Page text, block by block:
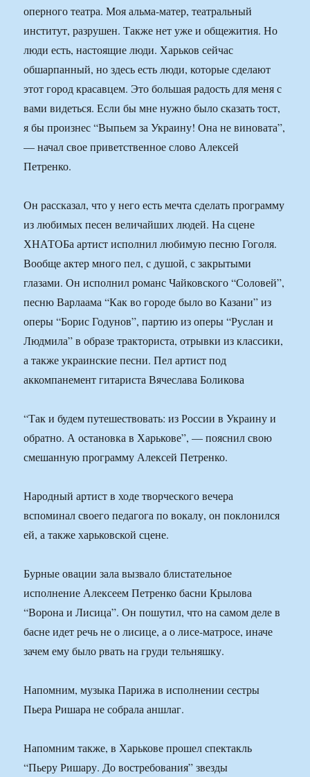
оперного театра. Моя альма-матер, театральный
институт, разрушен. Также нет уже и общежития. Но
люди есть, настоящие люди. Харьков сейчас
обшарпанный, но здесь есть люди, которые сделают
этот город красавцем. Это большая радость для меня с
вами видеться. Если бы мне нужно было сказать тост,
я бы произнес “Выпьем за Украину! Она не виновата”,
— начал свое приветственное слово Алексей
Петренко.
Он рассказал, что у него есть мечта сделать программу
из любимых песен величайших людей. На сцене
ХНАТОБа артист исполнил любимую песню Гоголя.
Вообще актер много пел, с душой, с закрытыми
глазами. Он исполнил романс Чайковского “Соловей”,
песню Варлаама “Как во городе было во Казани” из
оперы “Борис Годунов”, партию из оперы “Руслан и
Людмила” в образе тракториста, отрывки из классики,
а также украинские песни. Пел артист под
аккомпанемент гитариста Вячеслава Боликова
“Так и будем путешествовать: из России в Украину и
обратно. А остановка в Харькове”, — пояснил свою
смешанную программу Алексей Петренко.
Народный артист в ходе творческого вечера
вспоминал своего педагога по вокалу, он поклонился
ей, а также харьковской сцене.
Бурные овации зала вызвало блистательное
исполнение Алексеем Петренко басни Крылова
“Ворона и Лисица”. Он пошутил, что на самом деле в
басне идет речь не о лисице, а о лисе-матросе, иначе
зачем ему было рвать на груди тельняшку.
Напомним, музыка Парижа в исполнении сестры
Пьера Ришара не собрала аншлаг.
Напомним также, в Харькове прошел спектакль
“Пьеру Ришару. До востребования” звезды